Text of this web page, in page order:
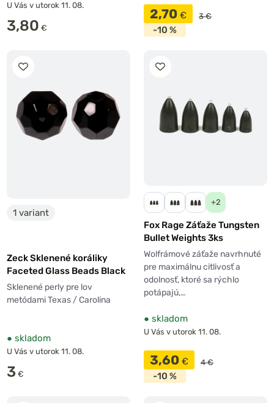
U Vás v utorok 11. 08.
3,80 €
2,70 € 3 €
-10 %
1 variant
Zeck Sklenené koráliky
Faceted Glass Beads Black
Sklenené perly pre lov
metódami Texas / Carolina
● skladom
U Vás v utorok 11. 08.
3 €
+2
Fox Rage Záťaže Tungsten
Bullet Weights 3ks
Wolfrámové záťaže navrhnuté
pre maximálnu citlivosť a
odolnosť, ktoré sa rýchlo
potápajú,…
● skladom
U Vás v utorok 11. 08.
3,60 € 4 €
-10 %